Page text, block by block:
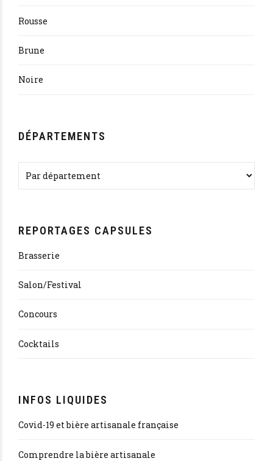
Rousse
Brune
Noire
DÉPARTEMENTS
REPORTAGES CAPSULES
Brasserie
Salon/Festival
Concours
Cocktails
INFOS LIQUIDES
Covid-19 et bière artisanale française
Comprendre la bière artisanale